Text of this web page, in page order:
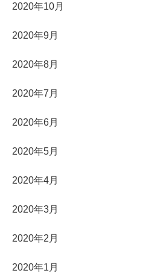
2020年10月
2020年9月
2020年8月
2020年7月
2020年6月
2020年5月
2020年4月
2020年3月
2020年2月
2020年1月